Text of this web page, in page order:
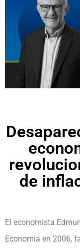
de
El economista
Economía en 2006,